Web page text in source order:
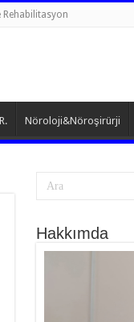
Rehabilitasyon
Nöroloji&Nöroşirürji
Hakkımda